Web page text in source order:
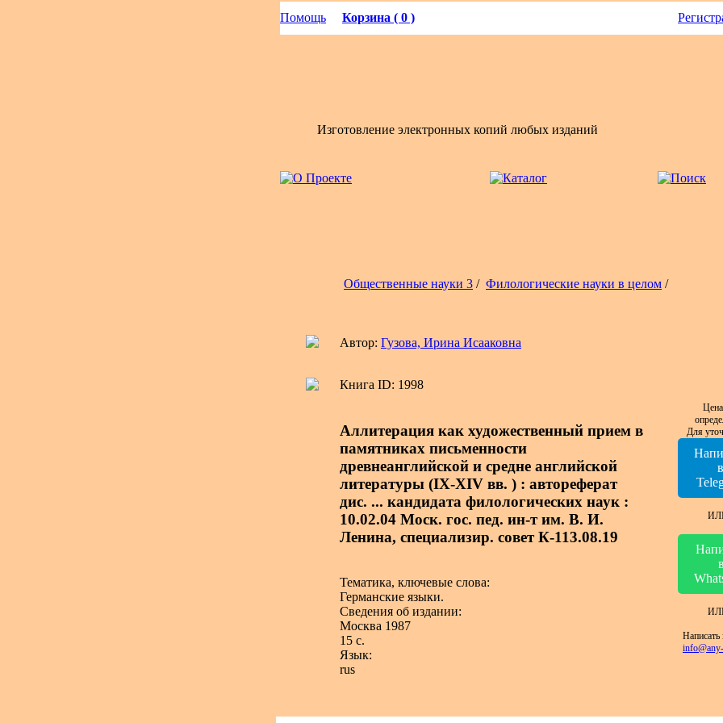
Помощь Корзина ( 0 )
Изготовление электронных копий любых изданий
Общественные науки 3 / Филологические науки в целом /
Автор: Гузова, Ирина Исааковна
Книга ID: 1998
Аллитерация как художественный прием в
памятниках письменности
древнеанглийской и средне английской
литературы (IX-XIV вв. ) : автореферат
дис. ... кандидата филологических наук :
10.02.04 Моск. гос. пед. ин-т им. В. И.
Ленина, специализир. совет К-113.08.19
Тематика, ключевые слова:
Германские языки.
Сведения об издании:
Москва 1987
15 с.
Язык:
rus
Для
в
в
Написать